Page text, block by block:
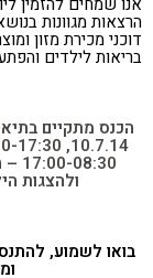
הרצאות מגוונות
דוכני מכירת מזון
בריאות לילדים
הכנס מתקיים
ולהצגות
בואו לשמוע,